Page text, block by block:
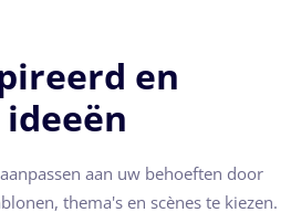
en
aan uw behoeften door
thema's en scènes te kiezen.